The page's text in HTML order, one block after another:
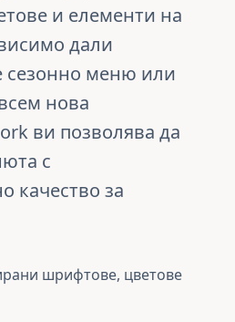
и елементи на
дали
сезонно меню или
нова
ви позволява да
с
качество за
шрифтове, цветове